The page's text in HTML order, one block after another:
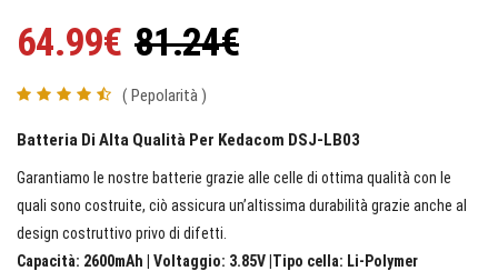
64.99€ 81.24€
( Pepolarità )
Batteria Di Alta Qualità Per Kedacom DSJ-LB03
Garantiamo le nostre batterie grazie alle celle di ottima qualità con le
quali sono costruite, ciò assicura un’altissima durabilità grazie anche al
design costruttivo privo di difetti.
Capacità: 2600mAh | Voltaggio: 3.85V |Tipo cella: Li-Polymer